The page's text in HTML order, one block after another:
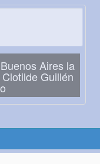
Aires la
Guillén